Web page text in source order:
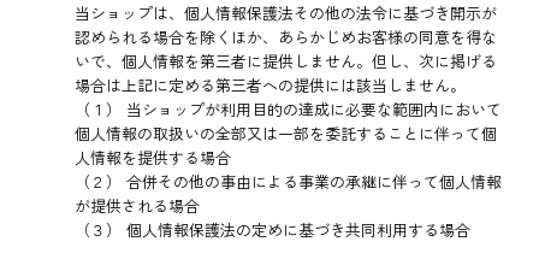
当ショップは、個人情報保護法その他の法令に基づき開示が
認められる場合を除くほか、あらかじめお客様の同意を得な
いで、個人情報を第三者に提供しません。但し、次に掲げる
場合は上記に定める第三者への提供には該当しません。
（１） 当ショップが利用目的の達成に必要な範囲内において
個人情報の取扱いの全部又は一部を委託することに伴って個
人情報を提供する場合
（２） 合併その他の事由による事業の承継に伴って個人情報
が提供される場合
（３） 個人情報保護法の定めに基づき共同利用する場合